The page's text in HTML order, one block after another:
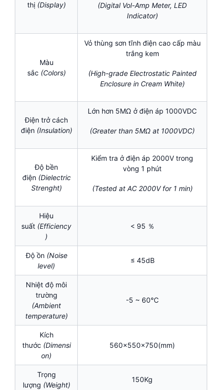
thị (Display)
(Digital Vol-Amp Meter, LED
Indicator)
Màu
sắc (Colors)
Vỏ thùng sơn tĩnh điện cao cấp màu
trắng kem
(High-grade Electrostatic Painted
Enclosure in Cream White)
Điện trở cách
điện (Insulation)
Lớn hơn 5MΩ ở điện áp 1000VDC
(Greater than 5MΩ at 1000VDC)
Độ bền
điện (Dielectric
Strenght)
Kiểm tra ở điện áp 2000V trong
vòng 1 phút
(Tested at AC 2000V for 1 min)
Hiệu
suất (Efficiency
)
< 95 ％
Độ ồn (Noise
level)
≤ 45dB
Nhiệt độ môi
trường
(Ambient
temperature)
-5 ~ 60℃
Kích
thước (Dimensi
on)
560x550x750(mm)
Trọng
lượng (Weight)
150Kg